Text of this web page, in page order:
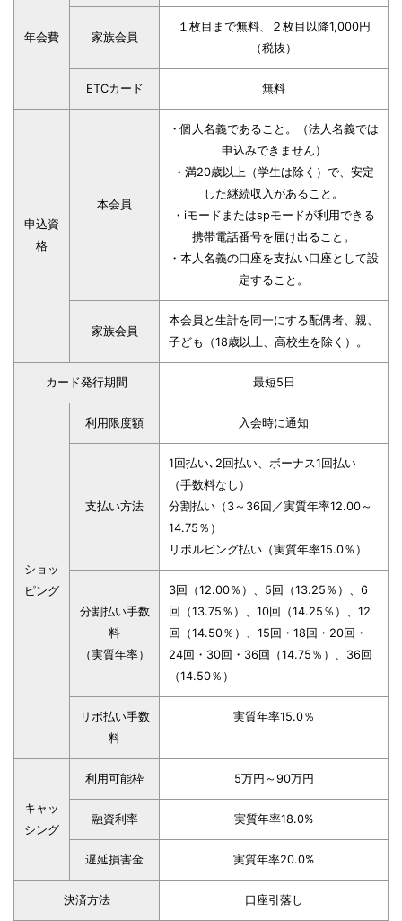
年会費 家族会員
１枚目まで無料、２枚目以降1,000円
（税抜）
ETCカード 無料
申込資
格
本会員
・個人名義であること。（法人名義では
申込みできません）
・満20歳以上（学生は除く）で、安定
した継続収入があること。
・iモードまたはspモードが利用できる
携帯電話番号を届け出ること。
・本人名義の口座を支払い口座として設
定すること。
家族会員
本会員と生計を同一にする配偶者、親、
子ども（18歳以上、高校生を除く）。
カード発行期間 最短5日
ショッ
ピング
利用限度額 入会時に通知
支払い方法
1回払い､2回払い、ボーナス1回払い
（手数料なし）
分割払い（3～36回／実質年率12.00～
14.75％）
リボルビング払い（実質年率15.0％）
分割払い手数
料
（実質年率）
3回（12.00％）、5回（13.25％）、6
回（13.75％）、10回（14.25％）、12
回（14.50％）、15回・18回・20回・
24回・30回・36回（14.75％）、36回
（14.50％）
リボ払い手数
料
実質年率15.0％
キャッ
シング
利用可能枠 5万円～90万円
融資利率 実質年率18.0%
遅延損害金 実質年率20.0%
決済方法 口座引落し